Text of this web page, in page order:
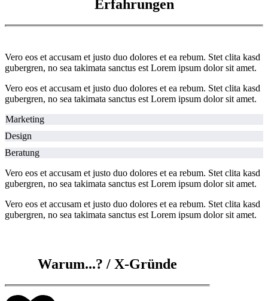
​Erfahrungen
Vero eos et accusam et justo duo dolores et ea rebum. Stet clita kasd
gubergren, no sea takimata sanctus est Lorem ipsum dolor sit amet.
Vero eos et accusam et justo duo dolores et ea rebum. Stet clita kasd
gubergren, no sea takimata sanctus est Lorem ipsum dolor sit amet.
​Marketing
​Design
​Beratung
Vero eos et accusam et justo duo dolores et ea rebum. Stet clita kasd
gubergren, no sea takimata sanctus est Lorem ipsum dolor sit amet.
Vero eos et accusam et justo duo dolores et ea rebum. Stet clita kasd
gubergren, no sea takimata sanctus est Lorem ipsum dolor sit amet.
​Warum...? / X-Gründe